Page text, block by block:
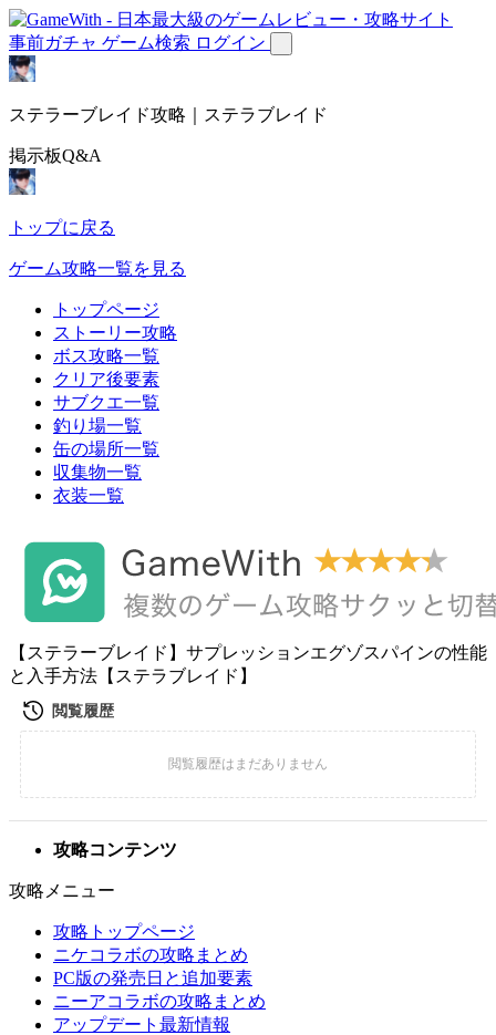
事前ガチャ ゲーム検索 ログイン
ステラーブレイド攻略｜ステラブレイド
掲示板Q&A
トップに戻る
ゲーム攻略一覧を見る
トップページ
ストーリー攻略
ボス攻略一覧
クリア後要素
サブクエ一覧
釣り場一覧
缶の場所一覧
収集物一覧
衣装一覧
【ステラーブレイド】サプレッションエグゾスパインの性能
と入手方法【ステラブレイド】
攻略コンテンツ
攻略メニュー
攻略トップページ
ニケコラボの攻略まとめ
PC版の発売日と追加要素
ニーアコラボの攻略まとめ
アップデート最新情報